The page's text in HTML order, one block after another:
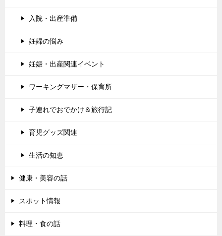
入院・出産準備
妊婦の悩み
妊娠・出産関連イベント
ワーキングマザー・保育所
子連れでおでかけ＆旅行記
育児グッズ関連
生活の知恵
健康・美容の話
スポット情報
料理・食の話